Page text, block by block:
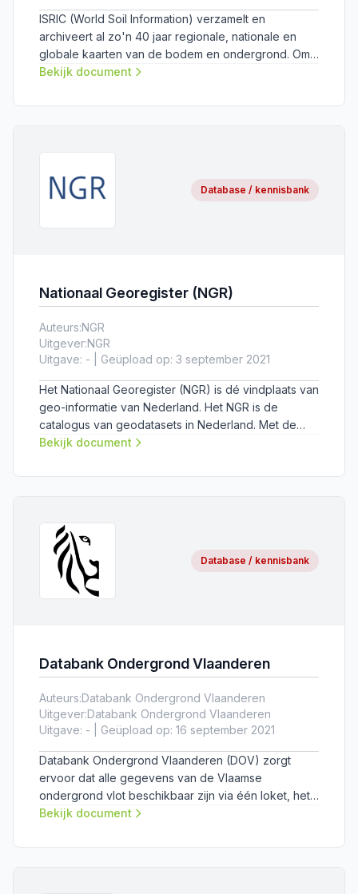
ISRIC (World Soil Information) verzamelt en
archiveert al zo'n 40 jaar regionale, nationale en
globale kaarten van de bodem en ondergrond. Om
te voorzien in de behoefte van het behouden van
(JRC) van de Europese Commissie samen met ISRIC
Bekijk document
Database / kennisbank
Nationaal Georegister (NGR)
Auteurs:NGR
Uitgever:NGR
Uitgave: - | Geüpload op: 3 september 2021
Het Nationaal Georegister (NGR) is dé vindplaats van
geo-informatie van Nederland. Het NGR is de
catalogus van geodatasets in Nederland. Met de
eenvoudige zoekopties en presentatie van
worden bekeken of worden gedownload.
Bekijk document
Database / kennisbank
Databank Ondergrond Vlaanderen
Auteurs:Databank Ondergrond Vlaanderen
Uitgever:Databank Ondergrond Vlaanderen
Uitgave: - | Geüpload op: 16 september 2021
Databank Ondergrond Vlaanderen (DOV) zorgt
ervoor dat alle gegevens van de Vlaamse
ondergrond vlot beschikbaar zijn via één loket, het
DOV-Portaal.
Bekijk document